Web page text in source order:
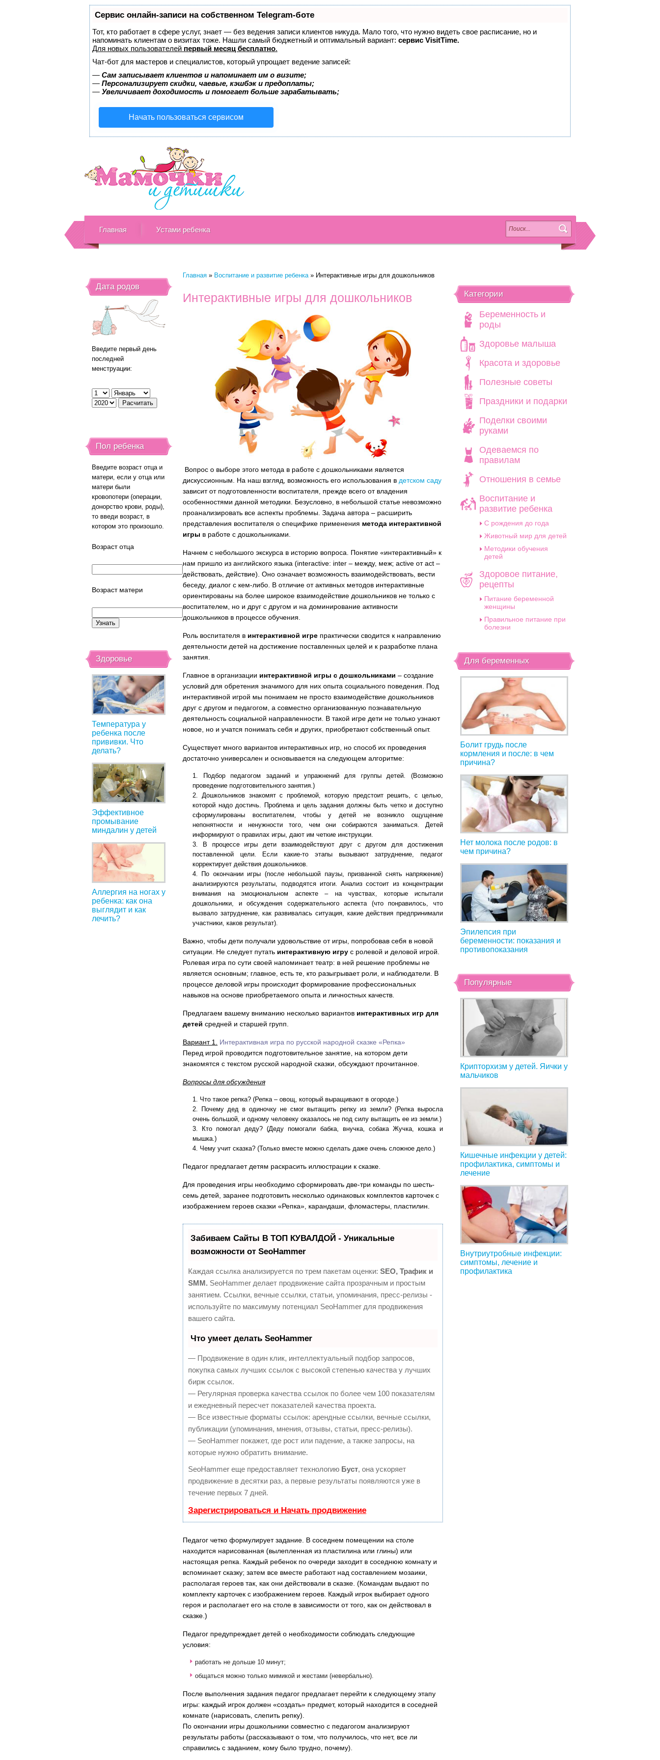
Сервис онлайн-записи на собственном Telegram-боте
Тот, кто работает в сфере услуг, знает — без ведения записи клиентов никуда. Мало того, что нужно видеть свое расписание, но и
напоминать клиентам о визитах тоже. Нашли самый бюджетный и оптимальный вариант: сервис VisitTime.
Для новых пользователей первый месяц бесплатно.
Чат-бот для мастеров и специалистов, который упрощает ведение записей:
— Сам записывает клиентов и напоминает им о визите;
— Персонализирует скидки, чаевые, кэшбэк и предоплаты;
— Увеличивает доходимость и помогает больше зарабатывать;
Начать пользоваться сервисом
Главная Устами ребенка
Главная » Воспитание и развитие ребенка» Интерактивные игры для дошкольников
Интерактивные игры для дошкольников
Вопрос о выборе этого метода в работе с дошкольниками является
дискуссионным. На наш взгляд, возможность его использования в детском саду
зависит от подготовленности воспитателя, прежде всего от владения
особенностями данной методики.
Безусловно, в небольшой статье невозможно
проанализировать все аспекты проблемы. Задача автора – расширить
представления воспитателя о специфике применения метода интерактивной
игры в работе с дошкольниками.
Начнем с небольшого экскурса в историю вопроса. Понятие «интерактивный» к
нам пришло из английского языка (interactive: inter – между, меж; active от act –
действовать, действие). Оно означает возможность взаимодействовать, вести
беседу, диалог с кем-либо. В отличие от активных методов интерактивные
ориентированы на более широкое взаимодействие дошкольников не только с
воспитателем, но и друг с другом и на доминирование активности
дошкольников в процессе обучения.
Роль воспитателя в интерактивной игре практически сводится к направлению
деятельности детей на достижение поставленных целей и к разработке плана
занятия.
Главное в организации интерактивной игры с дошкольниками – создание
условий для обретения значимого для них опыта социального поведения. Под
интерактивной игрой мы понимаем не просто взаимодействие дошкольников
друг с другом и педагогом, а совместно организованную познавательную
деятельность социальной направленности. В такой игре дети не только узнают
новое, но и учатся понимать себя и других, приобретают собственный опыт.
Существует много вариантов интерактивных игр, но способ их проведения
достаточно универсален и основывается на следующем алгоритме:
Подбор педагогом заданий и упражнений для группы детей. (Возможно
проведение подготовительного занятия.)
Дошкольников знакомят с проблемой, которую предстоит решить, с целью,
которой надо достичь. Проблема и цель задания должны быть четко и доступно
сформулированы воспитателем, чтобы у детей не возникло ощущение
непонятности и ненужности того, чем они собираются заниматься. Детей
информируют о правилах игры, дают им четкие инструкции.
В процессе игры дети взаимодействуют друг с другом для достижения
поставленной цели. Если какие-то этапы вызывают затруднение, педагог
корректирует действия дошкольников.
По окончании игры (после небольшой паузы, призванной снять напряжение)
анализируются результаты, подводятся итоги. Анализ состоит из концентрации
внимания на эмоциональном аспекте – на чувствах, которые испытали
дошкольники, и обсуждения содержательного аспекта (что понравилось, что
вызвало затруднение, как развивалась ситуация, какие действия предпринимали
участники, каков результат).
Важно, чтобы дети получали удовольствие от игры, попробовав себя в новой
ситуации. Не следует путать интерактивную игру с ролевой и деловой игрой.
Ролевая игра по сути своей напоминает театр: в ней решение проблемы не
является основным; главное, есть те, кто разыгрывает роли, и наблюдатели. В
процессе деловой игры происходит формирование профессиональных
навыков на основе приобретаемого опыта и личностных качеств.
Предлагаем вашему вниманию несколько вариантов интерактивных игр для
детей средней и старшей групп.
Вариант 1.
Интерактивная игра по русской народной сказке «Репка»
Перед игрой проводится подготовительное занятие, на котором дети
знакомятся с текстом русской народной сказки, обсуждают прочитанное.
Вопросы для обсуждения
Что такое репка? (Репка – овощ, который выращивают в огороде.)
Почему дед в одиночку не смог вытащить репку из земли? (Репка выросла
очень большой, и одному человеку оказалось не под силу вытащить ее из земли.)
Кто помогал деду? (Деду помогали бабка, внучка, собака Жучка, кошка и
мышка.)
Чему учит сказка? (Только вместе можно сделать даже очень сложное дело.)
Педагог предлагает детям раскрасить иллюстрации к сказке.
Для проведения игры необходимо сформировать две-три команды по шесть-
семь детей, заранее подготовить несколько одинаковых комплектов карточек с
изображением героев сказки «Репка», карандаши, фломастеры, пластилин.
Забиваем Сайты В ТОП КУВАЛДОЙ - Уникальные
возможности от SeoHammer
Каждая ссылка анализируется по трем пакетам оценки:SEO, Трафик и
SMM. SeoHammer делает продвижение сайта прозрачным и простым
занятием. Ссылки, вечные ссылки, статьи, упоминания, пресс-релизы -
используйте по максимуму потенциал SeoHammer для продвижения
вашего сайта.
Что умеет делать SeoHammer
— Продвижение в один клик, интеллектуальный подбор запросов,
покупка самых лучших ссылок с высокой степенью качества у лучших
бирж ссылок.
— Регулярная проверка качества ссылок по более чем 100 показателям
и ежедневный пересчет показателей качества проекта.
— Все известные форматы ссылок: арендные ссылки, вечные ссылки,
публикации (упоминания, мнения, отзывы, статьи, пресс-релизы).
— SeoHammer покажет, где рост или падение, а также запросы, на
которые нужно обратить внимание.
SeoHammer еще предоставляет технологию Буст, она ускоряет
продвижение в десятки раз, а первые результаты появляются уже в
течение первых 7 дней.
Зарегистрироваться и Начать продвижение
Педагог четко формулирует задание. В соседнем помещении на столе
находится нарисованная (вылепленная из пластилина или глины) или
настоящая репка. Каждый ребенок по очереди заходит в соседнюю комнату и
вспоминает сказку; затем все вместе работают над составлением мозаики,
располагая героев так, как они действовали в сказке. (Командам выдают по
комплекту карточек с изображением героев. Каждый игрок выбирает одного
героя и располагает его на столе в зависимости от того, как он действовал в
сказке.)
Педагог предупреждает детей о необходимости соблюдать следующие
условия:
работать не дольше 10 минут;
общаться можно только мимикой и жестами (невербально).
После выполнения задания педагог предлагает перейти к следующему этапу
игры: каждый игрок должен «создать» предмет, который находится в соседней
комнате (нарисовать, слепить репку).
По окончании игры дошкольники совместно с педагогом анализируют
результаты работы (рассказывают о том, что получилось, что нет, все ли
справились с заданием, кому было трудно, почему).
Дата родов
Введите первый день
последней
менструации:
Пол ребенка
Введите возраст отца и
матери, если у отца или
матери были
кровопотери (операции,
донорство крови, роды),
то введи возраст, в
котором это произошло.
Возраст отца
Возраст матери
Здоровье
Температура у
ребенка после
прививки. Что
делать?
Эффективное
промывание
миндалин у детей
Аллергия на ногах у
ребенка: как она
выглядит и как
лечить?
Категории
Беременность и
роды
Здоровье малыша
Красота и здоровье
Полезные советы
Праздники и подарки
Поделки своими
руками
Одеваемся по
правилам
Отношения в семье
Воспитание и
развитие ребенка
C рождения до года
Животный мир для детей
Методики обучения
детей
Здоровое питание,
рецепты
Питание беременной
женщины
Правильное питание при
болезни
Для беременных
Болит грудь после
кормления и после: в чем
причина?
Нет молока после родов: в
чем причина?
Эпилепсия при
беременности: показания и
противопоказания
Популярные
Крипторхизм у детей. Яички у
мальчиков
Кишечные инфекции у детей:
профилактика, симптомы и
лечение
Внутриутробные инфекции:
симптомы, лечение и
профилактика